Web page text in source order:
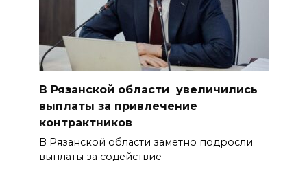
В Рязанской области увеличились
выплаты за привлечение
контрактников
В Рязанской области заметно подросли
выплаты за содействие